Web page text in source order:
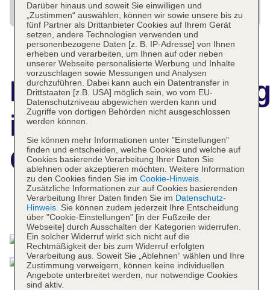
ibis Styles
Genève Carouge
Das bietet Ihre Unterkunft
Darüber hinaus und soweit Sie einwilligen und
„Zustimmen“ auswählen, können wir sowie unsere bis zu
fünf Partner als Drittanbieter Cookies auf Ihrem Gerät
setzen, andere Technologien verwenden und
personenbezogene Daten [z. B. IP-Adresse] von Ihnen
erheben und verarbeiten, um Ihnen auf oder neben
unserer Webseite personalisierte Werbung und Inhalte
vorzuschlagen sowie Messungen und Analysen
durchzuführen. Dabei kann auch ein Datentransfer in
Drittstaaten [z.B. USA] möglich sein, wo vom EU-
Datenschutzniveau abgewichen werden kann und
Zugriffe von dortigen Behörden nicht ausgeschlossen
werden können.
Sie können mehr Informationen unter "Einstellungen"
finden und entscheiden, welche Cookies und welche auf
Cookies basierende Verarbeitung Ihrer Daten Sie
ablehnen oder akzeptieren möchten. Weitere Information
zu den Cookies finden Sie im Cookie-Hinweis.
Zusätzliche Informationen zur auf Cookies basierenden
Verarbeitung Ihrer Daten finden Sie im Datenschutz-
Hinweis. Sie können zudem jederzeit Ihre Entscheidung
über "Cookie-Einstellungen" [in der Fußzeile der
Webseite] durch Ausschalten der Kategorien widerrufen.
Ein solcher Widerruf wirkt sich nicht auf die
Rechtmäßigkeit der bis zum Widerruf erfolgten
Verarbeitung aus. Soweit Sie „Ablehnen“ wählen und Ihre
Zustimmung verweigern, können keine individuellen
Angebote unterbreitet werden, nur notwendige Cookies
sind aktiv.